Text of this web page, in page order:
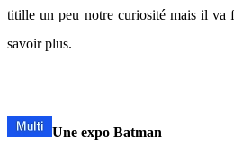
titille un peu notre curiosité mais il va
savoir plus.
Une expo Batman